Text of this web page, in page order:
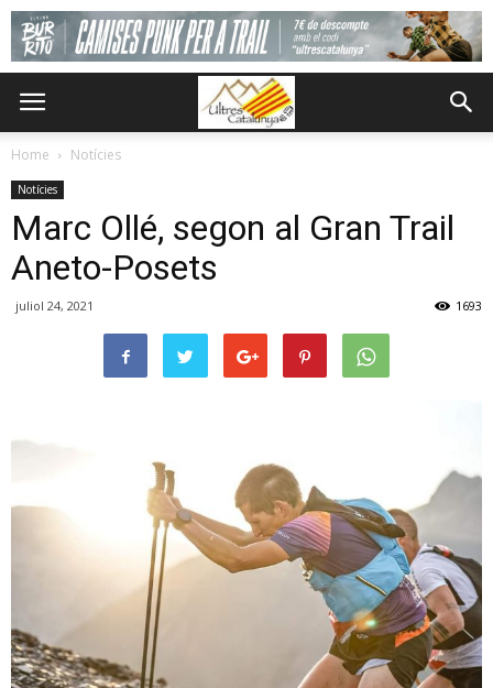
Home Notícies
Notícies
Marc Ollé, segon al Gran Trail
Aneto-Posets
juliol 24, 2021 1693